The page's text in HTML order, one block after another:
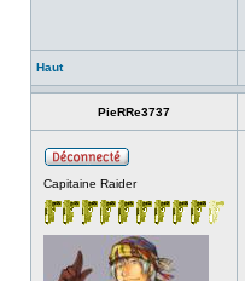
Haut
PieRRe3737
Capitaine Raider